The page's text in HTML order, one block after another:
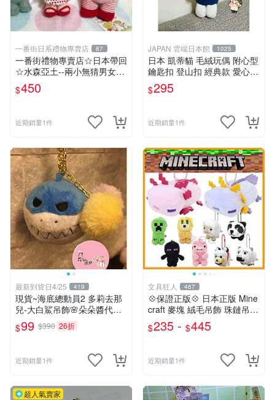
一番街日系禮物專賣店 87
一番街禮物專賣店☆日本帶回
☆水森亞土--兩小無猜男女孩
娃娃~單件小隻價~超迷人禮
物首選!
$450
近期銷量1件
JAPAN 雲端日本館 1025
日本 凱蒂貓 毛絨玩偶 附心型
鑰匙扣 登山扣 經典款 愛心
心型
$295
近期銷量1件
最新到貨日4/25 419
現貨~海底總動員2 多莉去那
兒-大白鯊吊飾🌸朵朵醬代購
🌸
$99 $390 26折
近期銷量1件
文具狂人 467
💠保證正版💠 日本正版 Mine
craft 麥塊 絨毛吊飾 珠鏈吊飾
包包吊飾 苦力怕 熊貓 蠑螈
六角恐龍 👉 全日控
$235 - $445
近期銷量1件
超人氣賣家